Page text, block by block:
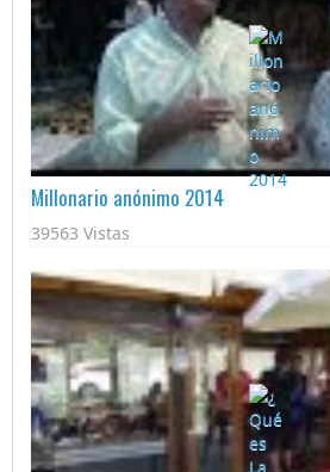
Millonario anónimo 2014
39563 Vistas